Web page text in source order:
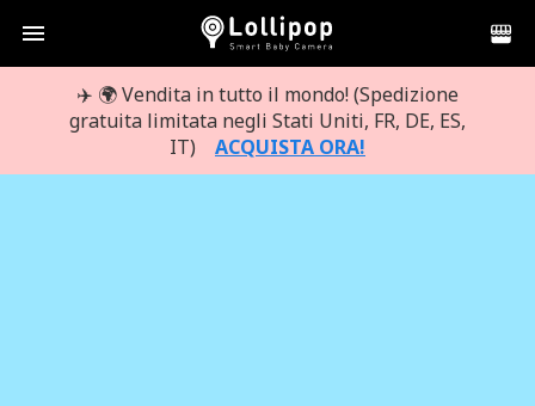
menu
✈️ 🌍 Vendita in tutto il mondo! (Spedizione
gratuita limitata negli Stati Uniti, FR, DE, ES,
IT)
ACQUISTA ORA!